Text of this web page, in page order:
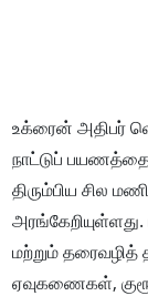
உக்ரைன் அதிபர்
நாட்டுப்
திரும்பிய சில
மற்றும் தரைவழித்
ஏவுகணைகள்,